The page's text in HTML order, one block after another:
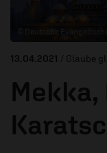
13.04.2021 / Glaube